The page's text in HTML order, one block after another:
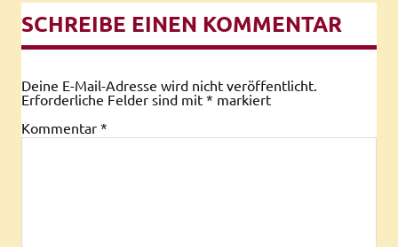
SCHREIBE EINEN KOMMENTAR
Deine E-Mail-Adresse wird nicht veröffentlicht.
Erforderliche Felder sind mit * markiert
Kommentar *